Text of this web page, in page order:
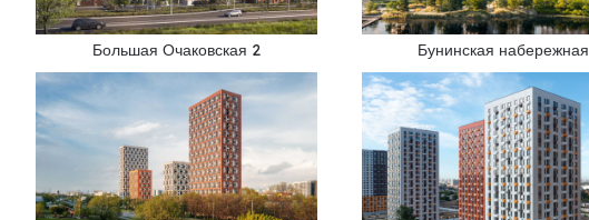
Большая Очаковская 2 Бунинская набережная